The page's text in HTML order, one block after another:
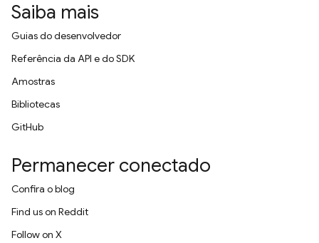
Saiba mais
Guias do desenvolvedor
Referência da API e do SDK
Amostras
Bibliotecas
GitHub
Permanecer conectado
Confira o blog
Find us on Reddit
Follow on X